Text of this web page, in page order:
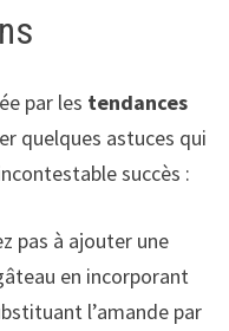
par les tendances
quelques astuces qui
succès :
pas à ajouter une
en incorporant
l’amande par